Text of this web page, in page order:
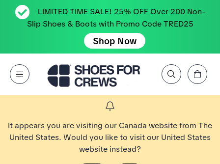
LIMITED TIME SALE! 25% OFF Over 200 Non-
Slip Shoes & Boots with Promo Code TRED25
Shop Now
Open Menu
Aller à la page d’accueil Shoes For Crews
Rechercher par marque, caractéristique, style, couleur, etc.
Affichez le panier
It appears you are visiting our Canada website from The
United States. Would you like to visit our United States
website instead?